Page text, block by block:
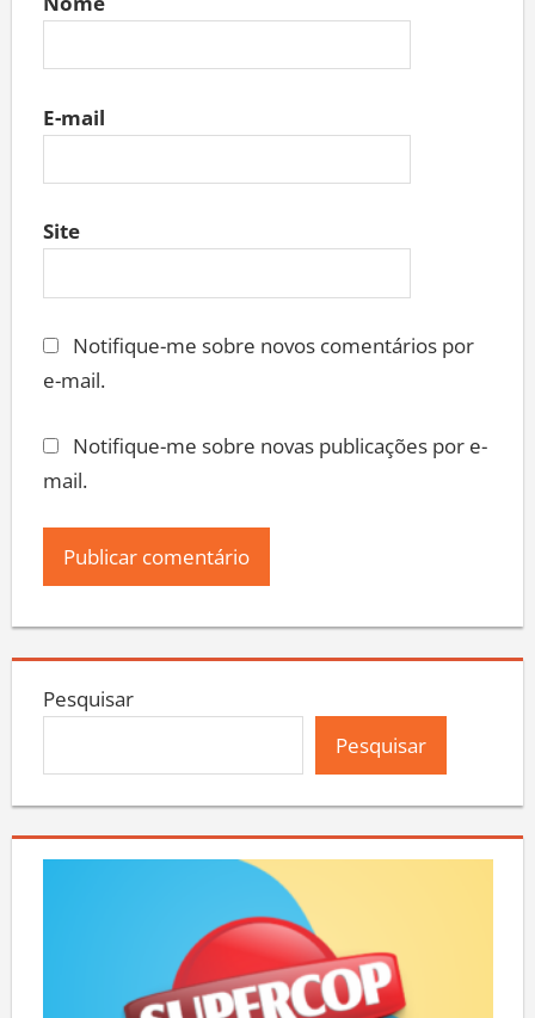
E-mail
Site
Notifique-me sobre novos comentários por
e-mail.
Notifique-me sobre novas publicações por e-
mail.
Pesquisar
Pesquisar